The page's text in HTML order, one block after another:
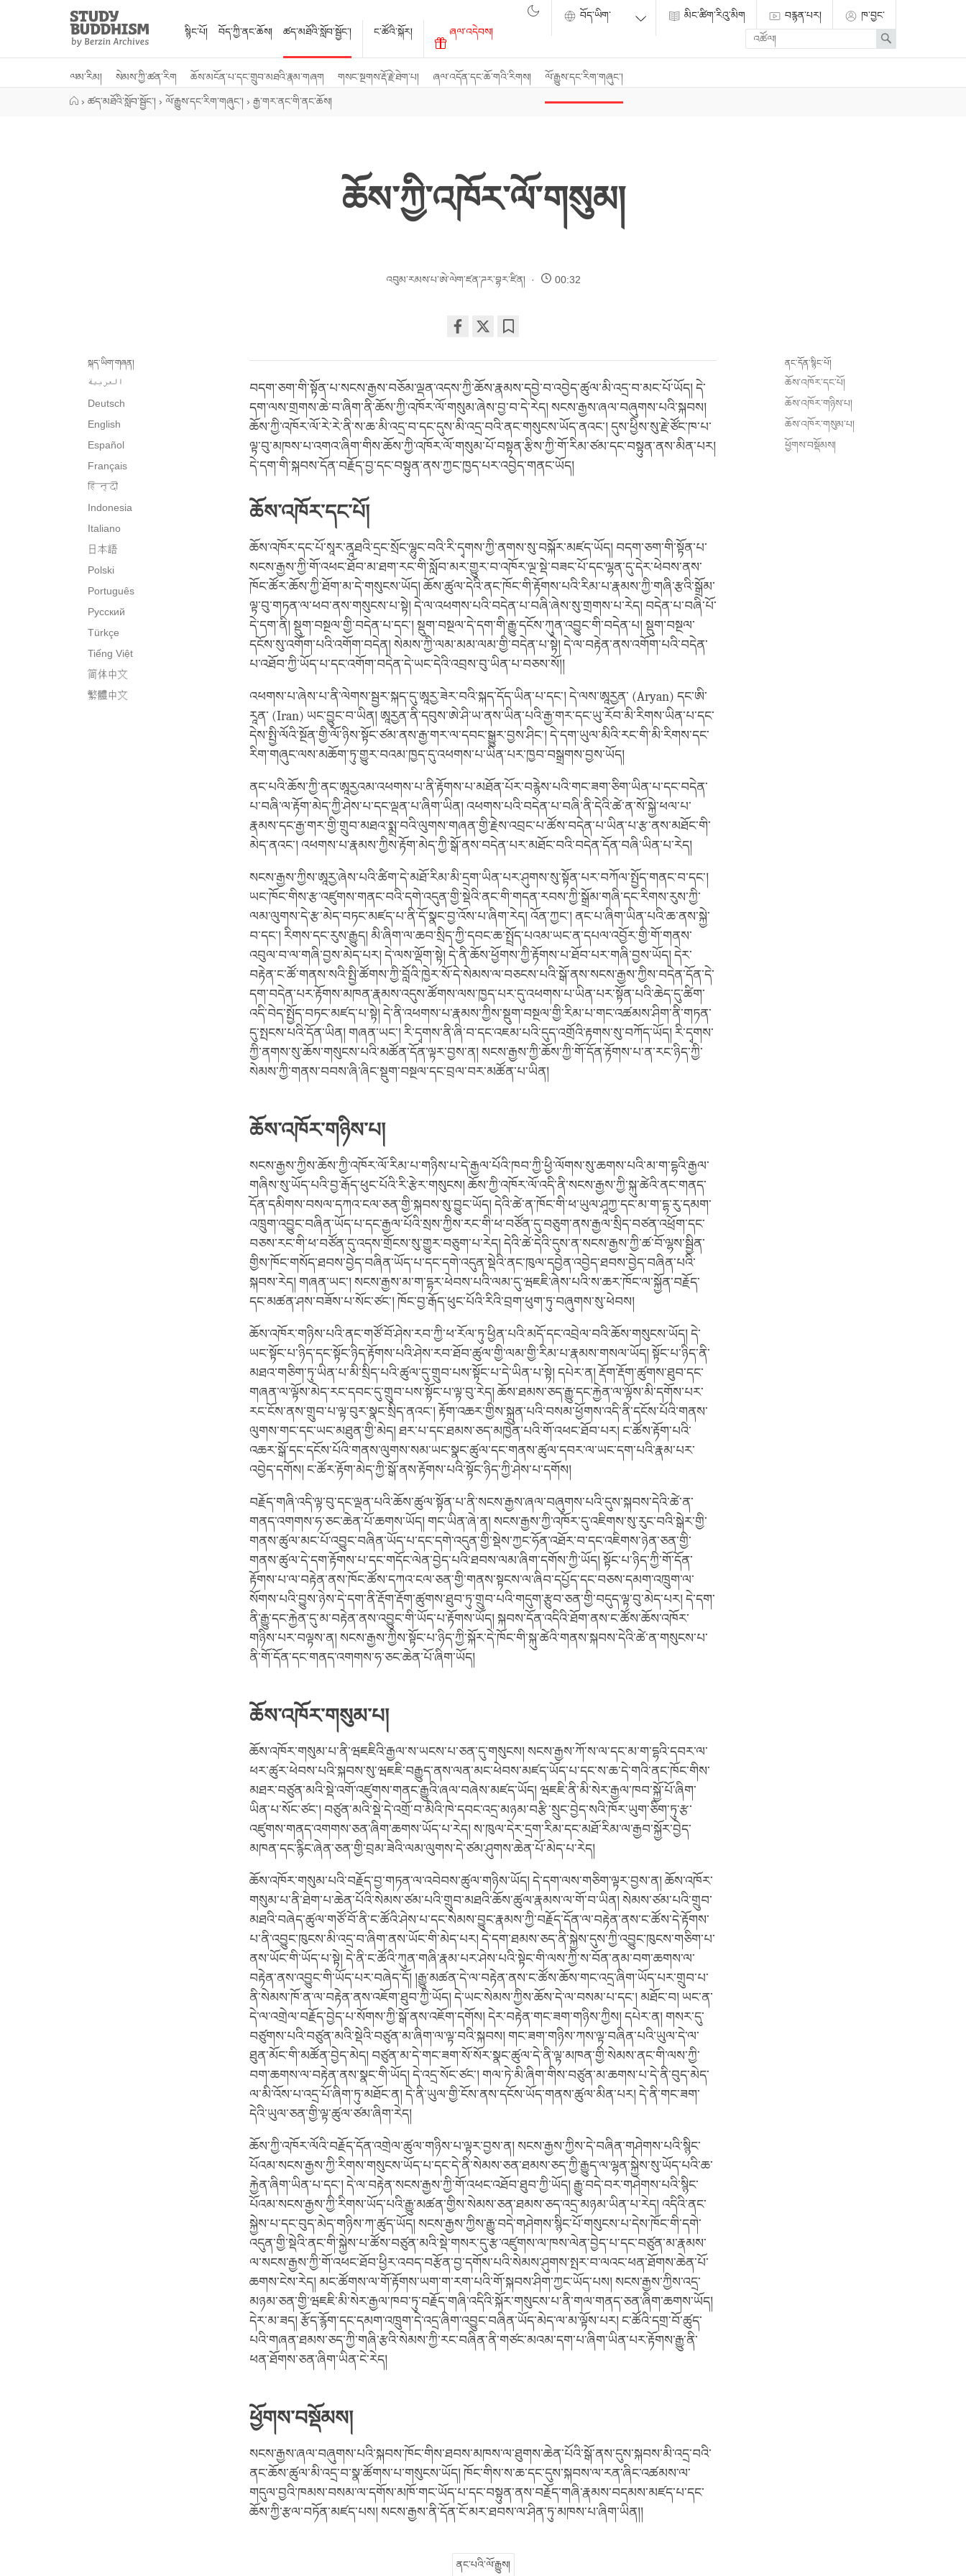
Study
Buddhism
Home
སྙིང་པོ། བོད་ཀྱི་ནང་ཆོས། ཚད་མཐོའི་སློབ་སྦྱོང་།
ལམ་རིམ། སེམས་ཀྱི་ཚན་རིག ཆོས་མངོན་པ་དང་གྲུབ་མཐའི་རྣམ་གཞག གསང་སྔགས་རྡོ་རྗེ་ཐེག་པ། ཞལ་འདོན་དང་ཆོ་གའི་རིགས། ལོ་རྒྱུས་དང་རིག་གཞུང་།
ང་ཚོའི་སྐོར། ཞལ་འདེབས།
མིང་ཚིག་རིའུ་མིག བརྙན་པར།
ཁ་བྱང་
Enter
search
term
Search
› ཚད་མཐོའི་སློབ་སྦྱོང་། › ལོ་རྒྱུས་དང་རིག་གཞུང་། › རྒྱ་གར་ནང་གི་ནང་ཆོས།
ཆོས་ཀྱི་འཁོར་ལོ་གསུམ།
འབུམ་རམས་པ་ཨེ་ལེག་ཛན་ཌར་བྷར་ཛིན། 00:32
on
facebook
ནང་དོན་སྙིང་པོ།
ཆོས་འཁོར་དང་པོ།
ཆོས་འཁོར་གཉིས་པ།
ཆོས་འཁོར་གསུམ་པ།
ཕྱོགས་བསྡོམས།
སྐད་ཡིག་གཞན།
العربية
Deutsch
English
Español
Français
हिन्दी
Indonesia
Italiano
日本語
Polski
Português
Русский
Türkçe
Tiếng Việt
简体中文
繁體中文
བདག་ཅག་གི་སྟོན་པ་སངས་རྒྱས་བཅོམ་ལྡན་འདས་ཀྱི་ཆོས་རྣམས་དབྱེ་བ་འབྱེད་ཚུལ་མི་འདྲ་བ་མང་པོ་ཡོད། དེ་
དག་ལས་གྲགས་ཆེ་བ་ཞིག་ནི་ཆོས་ཀྱི་འཁོར་ལོ་གསུམ་ཞེས་བྱ་བ་དེ་རེད། སངས་རྒྱས་ཞལ་བཞུགས་པའི་སྐབས།
ཆོས་ཀྱི་འཁོར་ལོ་རེ་རེ་ནི་ས་ཆ་མི་འདྲ་བ་དང་དུས་མི་འདྲ་བའི་ནང་གསུངས་ཡོད་ནའང་། དུས་ཕྱིས་སུ་རྗེ་ཙོང་ཁ་པ་
ལྟ་བུ་མཁས་པ་འགའ་ཞིག་གིས་ཆོས་ཀྱི་འཁོར་ལོ་གསུམ་པོ་བསྟན་རྩིས་ཀྱི་གོ་རིམ་ཙམ་དང་བསྟུན་ནས་མིན་པར།
དེ་དག་གི་སྐབས་དོན་བརྗོད་བྱ་དང་བསྟུན་ནས་ཀྱང་ཁྱད་པར་འབྱེད་གནང་ཡོད།
ཆོས་འཁོར་དང་པོ།
ཆོས་འཁོར་དང་པོ་སཱར་ནཱཐའི་དྲང་སྲོང་ལྷུང་བའི་རི་དྭགས་ཀྱི་ནགས་སུ་བསྐོར་མཛད་ཡོད། བདག་ཅག་གི་སྟོན་པ་
སངས་རྒྱས་ཀྱི་གོ་འཕང་ཐོབ་མ་ཐག་རང་གི་སློབ་མར་གྱུར་བ་འཁོར་ལྔ་སྡེ་བཟང་པོ་དང་ལྷན་དུ་དེར་ཕེབས་ནས་
ཁོང་ཚོར་ཆོས་ཀྱི་ཐོག་མ་དེ་གསུངས་ཡོད། ཆོས་ཚུལ་དེའི་ནང་ཁོང་གི་རྟོགས་པའི་རིམ་པ་རྣམས་ཀྱི་གཞི་རྩའི་སྒྲོམ་
ལྟ་བུ་གཏན་ལ་ཕབ་ནས་གསུངས་པ་སྟེ། དེ་ལ་འཕགས་པའི་བདེན་པ་བཞི་ཞེས་སུ་གྲགས་པ་རེད། བདེན་པ་བཞི་པོ་
དེ་དག་ནི། སྡུག་བསྔལ་གྱི་བདེན་པ་དང་། སྡུག་བསྔལ་དེ་དག་གི་རྒྱུ་དངོས་ཀུན་འབྱུང་གི་བདེན་པ། སྡུག་བསྔལ་
དངོས་སུ་འགོག་པའི་འགོག་བདེན། སེམས་ཀྱི་ལམ་མམ་ལམ་གྱི་བདེན་པ་སྟེ། དེ་ལ་བརྟེན་ནས་འགོག་པའི་བདེན་
པ་འཐོབ་ཀྱི་ཡོད་པ་དང་འགོག་བདེན་དེ་ཡང་དེའི་འབྲས་བུ་ཡིན་པ་བཅས་སོ།།
འཕགས་པ་ཞེས་པ་ནི་ལེགས་སྦྱར་སྐད་དུ་ཨཱརྱ་ཟེར་བའི་སྐད་དོད་ཡིན་པ་དང་། དེ་ལས་ཨཱརྱན་ (Aryan) དང་ཨི་
རཱན་ (Iran) ཡང་བྱུང་བ་ཡིན། ཨཱརྱན་ནི་དབུས་ཨེ་ཤི་ཡ་ནས་ཡིན་པའི་རྒྱ་གར་དང་ཡུ་རོབ་མི་རིགས་ཡིན་པ་དང་
དེས་སྤྱི་ལོའི་སྔོན་གྱི་ལོ་ཉིས་སྟོང་ཙམ་ནས་རྒྱ་གར་ལ་དབང་སྒྱུར་བྱས་ཤིང་། དེ་དག་ཡུལ་མིའི་རང་གི་མི་རིགས་དང་
རིག་གཞུང་ལས་མཆོག་ཏུ་གྱུར་བའམ་ཁྱད་དུ་འཕགས་པ་ཡིན་པར་ཁྱབ་བསྒྲགས་བྱས་ཡོད།
ནང་པའི་ཆོས་ཀྱི་ནང་ཨཱརྱའམ་འཕགས་པ་ནི་རྟོགས་པ་མཐོན་པོར་བརྙེས་པའི་གང་ཟག་ཅིག་ཡིན་པ་དང་བདེན་
པ་བཞི་ལ་རྟོག་མེད་ཀྱི་ཤེས་པ་དང་ལྡན་པ་ཞིག་ཡིན། འཕགས་པའི་བདེན་པ་བཞི་ནི་དེའི་ཚེ་ན་སོ་སྐྱེ་ཕལ་པ་
རྣམས་དང་རྒྱ་གར་གྱི་གྲུབ་མཐའ་སྨྲ་བའི་ལུགས་གཞན་གྱི་རྗེས་འབྲང་པ་ཚོས་བདེན་པ་ཡིན་པ་རྩ་ནས་མཐོང་གི་
མེད་ནའང་། འཕགས་པ་རྣམས་ཀྱིས་རྟོག་མེད་ཀྱི་སྒོ་ནས་བདེན་པར་མཐོང་བའི་བདེན་དོན་བཞི་ཡིན་པ་རེད།
སངས་རྒྱས་ཀྱིས་ཨཱརྱ་ཞེས་པའི་ཚིག་དེ་མཐོ་རིམ་མི་དྲག་ཡིན་པར་ཤུགས་སུ་སྟོན་པར་བཀོལ་སྤྱོད་གནང་བ་དང་།
ཡང་ཁོང་གིས་རྩ་འཛུགས་གནང་བའི་དགེ་འདུན་གྱི་སྡེའི་ནང་གི་གདན་རབས་ཀྱི་སྒྲོམ་གཞི་དང་རིགས་རུས་ཀྱི་
ལམ་ལུགས་དེ་རྩ་མེད་བཏང་མཛད་པ་ནི་དོ་སྣང་བྱ་འོས་པ་ཞིག་རེད། འོན་ཀྱང་། ནང་པ་ཞིག་ཡིན་པའི་ཆ་ནས་སྐྱེ་
བ་དང་། རིགས་དང་རུས་རྒྱུད། མི་ཞིག་ལ་ཆབ་སྲིད་ཀྱི་དབང་ཆ་སྤྲོད་པའམ་ཡང་ན་དཔལ་འབྱོར་གྱི་གོ་གནས་
འབུལ་བ་ལ་གཞི་བྱས་མེད་པར། དེ་ལས་ལྡོག་སྟེ། དེ་ནི་ཆོས་ཕྱོགས་ཀྱི་རྟོགས་པ་ཐོབ་པར་གཞི་བྱས་ཡོད། དེར་
བརྟེན་ང་ཚོ་གནས་སའི་སྤྱི་ཚོགས་ཀྱི་བློའི་ཁྱེར་སོ་དེ་སེམས་ལ་བཅངས་པའི་སྒོ་ནས་སངས་རྒྱས་ཀྱིས་བདེན་དོན་དེ་
དག་བདེན་པར་རྟོགས་མཁན་རྣམས་འདུས་ཚོགས་ལས་ཁྱད་པར་དུ་འཕགས་པ་ཡིན་པར་སྟོན་པའི་ཆེད་དུ་ཚིག་
འདི་བེད་སྤྱོད་བཏང་མཛད་པ་སྟེ། དེ་ནི་འཕགས་པ་རྣམས་ཀྱིས་སྡུག་བསྔལ་གྱི་རིམ་པ་གང་འཚམས་ཤིག་ནི་གཏན་
དུ་སྤངས་པའི་དོན་ཡིན། གཞན་ཡང་། རི་དྭགས་ནི་ཞི་བ་དང་འཇམ་པའི་དུད་འགྲོའི་རྟགས་སུ་བཀོད་ཡོད། རི་དྭགས་
ཀྱི་ནགས་སུ་ཆོས་གསུངས་པའི་མཚོན་དོན་ལྟར་བྱས་ན། སངས་རྒྱས་ཀྱི་ཆོས་ཀྱི་གོ་དོན་རྟོགས་པ་ན་རང་ཉིད་ཀྱི་
སེམས་ཀྱི་གནས་བབས་ཞི་ཞིང་སྡུག་བསྔལ་དང་བྲལ་བར་མཚོན་པ་ཡིན།
ཆོས་འཁོར་གཉིས་པ།
སངས་རྒྱས་ཀྱིས་ཆོས་ཀྱི་འཁོར་ལོ་རིམ་པ་གཉིས་པ་དེ་རྒྱལ་པོའི་ཁབ་ཀྱི་ཕྱི་ལོགས་སུ་ཆགས་པའི་མ་ག་དྷའི་རྒྱལ་
གཞིས་སུ་ཡོད་པའི་བྱ་རྒོད་ཕུང་པོའི་རི་རྩེར་གསུངས། ཆོས་ཀྱི་འཁོར་ལོ་འདི་ནི་སངས་རྒྱས་ཀྱི་སྐུ་ཚེའི་ནང་གནད་
དོན་དམིགས་བསལ་དཀའ་ངལ་ཅན་གྱི་སྐབས་སུ་བྱུང་ཡོད། དེའི་ཚེ་ན་ཁོང་གི་ཕ་ཡུལ་ཤཱཀྱ་དང་མ་ག་དྷ་རུ་དམག་
འཁྲུག་འབྱུང་བཞིན་ཡོད་པ་དང་རྒྱལ་པོའི་སྲས་ཀྱིས་རང་གི་ཕ་བཙོན་དུ་བཅུག་ནས་རྒྱལ་སྲིད་བཙན་འཕྲོག་དང་
བཅས་རང་གི་ཕ་བཙོན་དུ་འདས་གྲོངས་སུ་གྱུར་བཅུག་པ་རེད། དེའི་ཚེ་དེའི་དུས་ན་སངས་རྒྱས་ཀྱི་ཚ་བོ་ལྷས་སྦྱིན་
གྱིས་ཁོང་གསོད་ཐབས་བྱེད་བཞིན་ཡོད་པ་དང་དགེ་འདུན་སྡེའི་ནང་ཁུལ་དབྱེན་འབྱེད་ཐབས་བྱེད་བཞིན་པའི་
སྐབས་རེད། གཞན་ཡང་། སངས་རྒྱས་མ་ག་དྷར་ཕེབས་པའི་ལམ་དུ་ཝཇཇི་ཞེས་པའི་ས་ཆར་ཁོང་ལ་སྐྱོན་བརྗོད་
དང་མཚན་ཤས་བཟོས་པ་སོང་ཙང་། ཁོང་བྱ་རྒོད་ཕུང་པོའི་རིའི་བྲག་ཕུག་ཏུ་བཞུགས་སུ་ཕེབས།
ཆོས་འཁོར་གཉིས་པའི་ནང་གཙོ་བོ་ཤེས་རབ་ཀྱི་ཕ་རོལ་ཏུ་ཕྱིན་པའི་མདོ་དང་འབྲེལ་བའི་ཆོས་གསུངས་ཡོད། དེ་
ཡང་སྟོང་པ་ཉིད་དང་སྟོང་ཉིད་རྟོགས་པའི་ཤེས་རབ་ཐོབ་ཚུལ་གྱི་ལམ་གྱི་རིམ་པ་རྣམས་གསལ་ཡོད། སྟོང་པ་ཉིད་ནི་
མཐའ་གཅིག་ཏུ་ཡིན་པ་མི་སྲིད་པའི་ཚུལ་དུ་གྲུབ་པས་སྟོང་པ་དེ་ཡིན་པ་སྟེ། དཔེར་ན། རྡོག་རྡོག་ཚུགས་ཐུབ་དང་
གཞན་ལ་ལྟོས་མེད་རང་དབང་དུ་གྲུབ་པས་སྟོང་པ་ལྟ་བུ་རེད། ཆོས་ཐམས་ཅད་རྒྱུ་དང་རྐྱེན་ལ་ལྟོས་མི་དགོས་པར་
རང་ངོས་ནས་གྲུབ་པ་ལྟ་བུར་སྣང་སྲིད་ནའང་། རྟོག་འཆར་གྱིས་སྐྲུན་པའི་བསམ་ཕྱོགས་འདི་ནི་དངོས་པོའི་གནས་
ལུགས་གང་དང་ཡང་མཐུན་གྱི་མེད། ཐར་པ་དང་ཐམས་ཅད་མཁྱེན་པའི་གོ་འཕང་ཐོབ་པར། ང་ཚོས་རྟོག་པའི་
འཆར་སྒོ་དང་དངོས་པོའི་གནས་ལུགས་སམ་ཡང་སྣང་ཚུལ་དང་གནས་ཚུལ་དབར་ལ་ཡང་དག་པའི་རྣམ་པར་
འབྱེད་དགོས། ང་ཚོར་རྟོག་མེད་ཀྱི་སྒོ་ནས་རྟོགས་པའི་སྟོང་ཉིད་ཀྱི་ཤེས་པ་དགོས།
བརྗོད་གཞི་འདི་ལྟ་བུ་དང་ལྡན་པའི་ཆོས་ཚུལ་སྟོན་པ་ནི་སངས་རྒྱས་ཞལ་བཞུགས་པའི་དུས་སྐབས་དེའི་ཚེ་ན་
གནད་འགགས་ཧ་ཅང་ཆེན་པོ་ཆགས་ཡོད། གང་ཡིན་ཞེ་ན། སངས་རྒྱས་ཀྱི་འཁོར་དུ་འཇིགས་སུ་རུང་བའི་སྒེར་གྱི་
གནས་ཚུལ་མང་པོ་འབྱུང་བཞིན་ཡོད་པ་དང་དགེ་འདུན་གྱི་སྡེས་ཀྱང་ཧོན་འཐོར་བ་དང་འཇིགས་ཉེན་ཅན་གྱི་
གནས་ཚུལ་དེ་དག་རྟོགས་པ་དང་གདོང་ལེན་བྱེད་པའི་ཐབས་ལམ་ཞིག་དགོས་ཀྱི་ཡོད། སྟོང་པ་ཉིད་ཀྱི་གོ་དོན་
རྟོགས་པ་ལ་བརྟེན་ནས་ཁོང་ཚོས་དཀའ་ངལ་ཅན་གྱི་གནས་སྟངས་ལ་ཞིབ་དཔྱོད་དང་བཅས་དམག་འཁྲུག་ལ་
སོགས་པའི་བྱུས་ཉེས་དེ་དག་ནི་རྡོག་རྡོག་ཚུགས་ཐུབ་ཏུ་གྲུབ་པའི་གདུག་རྩུབ་ཅན་གྱི་བདུད་ལྟ་བུ་མེད་པར། དེ་དག་
ནི་རྒྱུ་དང་རྐྱེན་དུ་མ་བརྟེན་ནས་འབྱུང་གི་ཡོད་པ་རྟོགས་ཡོད། སྐབས་དོན་འདིའི་ཐོག་ནས་ང་ཚོས་ཆོས་འཁོར་
གཉིས་པར་བལྟས་ན། སངས་རྒྱས་ཀྱིས་སྟོང་པ་ཉིད་ཀྱི་སྐོར་དེ་ཁོང་གི་སྐུ་ཚེའི་གནས་སྐབས་དེའི་ཚེ་ན་གསུངས་པ་
ནི་གོ་དོན་དང་གནད་འགགས་ཧ་ཅང་ཆེན་པོ་ཞིག་ཡོད།
ཆོས་འཁོར་གསུམ་པ།
ཆོས་འཁོར་གསུམ་པ་ནི་ཝཇཇིའི་རྒྱལ་ས་ཡངས་པ་ཅན་དུ་གསུངས། སངས་རྒྱས་ཀོ་ས་ལ་དང་མ་ག་དྷའི་དབར་ལ་
ཕར་ཚུར་ཕེབས་པའི་སྐབས་སུ་ཝཇཇི་བརྒྱུད་ནས་ལན་མང་ཕེབས་མཛད་ཡོད་པ་དང་ས་ཆ་དེ་གའི་ནང་ཁོང་གིས་
མཐར་བཙུན་མའི་སྡེ་འགོ་འཛུགས་གནང་རྒྱུའི་ཞལ་བཞེས་མཛད་ཡོད། ཝཇཇི་ནི་མི་སེར་རྒྱལ་ཁབ་སྐྱོ་པོ་ཞིག་
ཡིན་པ་སོང་ཙང་། བཙུན་མའི་སྡེ་དེ་འགྲོ་བ་མིའི་ཁེ་དབང་འདྲ་མཉམ་བརྩི་སྲུང་བྱེད་སའི་ཁོར་ཡུག་ཅིག་ཏུ་རྩ་
འཛུགས་གནད་འགགས་ཅན་ཞིག་ཆགས་ཡོད་པ་རེད། ས་ཁུལ་དེར་དྲག་རིམ་དང་མཐོ་རིམ་ལ་རྒྱབ་སྐྱོར་བྱེད་
མཁན་དང་རྙིང་ཞེན་ཅན་གྱི་བྲམ་ཟེའི་ལམ་ལུགས་དེ་ཙམ་ཤུགས་ཆེན་པོ་མེད་པ་རེད།
ཆོས་འཁོར་གསུམ་པའི་བརྗོད་བྱ་གཏན་ལ་འབེབས་ཚུལ་གཉིས་ཡོད། དེ་དག་ལས་གཅིག་ལྟར་བྱས་ན། ཆོས་འཁོར་
གསུམ་པ་ནི་ཐེག་པ་ཆེན་པོའི་སེམས་ཙམ་པའི་གྲུབ་མཐའི་ཆོས་ཚུལ་རྣམས་ལ་གོ་བ་ཡིན། སེམས་ཙམ་པའི་གྲུབ་
མཐའི་བཞེད་ཚུལ་གཙོ་བོ་ནི་ང་ཚོའི་ཤེས་པ་དང་སེམས་བྱུང་རྣམས་ཀྱི་བརྗོད་དོན་ལ་བརྟེན་ནས་ང་ཚོས་དེ་རྟོགས་
པ་ནི་འབྱུང་ཁུངས་མི་འདྲ་བ་ཞིག་ནས་ཡོང་གི་མེད་པར། དེ་དག་ཐམས་ཅད་ནི་སྐྱེས་དུས་ཀྱི་འབྱུང་ཁུངས་གཅིག་པ་
ནས་ཡོང་གི་ཡོད་པ་སྟེ། དེ་ནི་ང་ཚོའི་ཀུན་གཞི་རྣམ་པར་ཤེས་པའི་སྟེང་གི་ལས་ཀྱི་ས་བོན་ནམ་བག་ཆགས་ལ་
བརྟེན་ནས་འབྱུང་གི་ཡོད་པར་བཞེད་དོ། །རྒྱུ་མཚན་དེ་ལ་བརྟེན་ནས་ང་ཚོས་ཆོས་གང་འདྲ་ཞིག་ཡོད་པར་གྲུབ་པ་
ནི་སེམས་ཁོ་ན་ལ་བརྟེན་ནས་འཇོག་ཐུབ་ཀྱི་ཡོད། དེ་ཡང་སེམས་ཀྱིས་ཆོས་དེ་ལ་བསམ་པ་དང་། མཐོང་བ། ཡང་ན་
དེ་ལ་འགྲེལ་བརྗོད་བྱེད་པ་སོགས་ཀྱི་སྒོ་ནས་འཇོག་དགོས། དེར་བརྟེན་གང་ཟག་གཉིས་ཀྱིས། དཔེར་ན། གསར་དུ་
བཙུགས་པའི་བཙུན་མའི་སྡེའི་བཙུན་མ་ཞིག་ལ་ལྟ་བའི་སྐབས། གང་ཟག་གཉིས་ཀས་ལྟ་བཞིན་པའི་ཡུལ་དེ་ལ་
ཐུན་མོང་གི་མཚོན་བྱེད་མེད། བཙུན་མ་དེ་གང་ཟག་སོ་སོར་སྣང་ཚུལ་དེ་ནི་ལྟ་མཁན་གྱི་སེམས་ནང་གི་ལས་ཀྱི་
བག་ཆགས་ལ་བརྟེན་ནས་སྣང་གི་ཡོད། དེ་འདྲ་སོང་ཙང་། གལ་ཏེ་མི་ཞིག་གིས་བཙུན་མ་ཆགས་པ་དེ་ནི་བུད་མེད་
ལ་མི་འོས་པ་འདྲ་པོ་ཞིག་ཏུ་མཐོང་ན། དེ་ནི་ཡུལ་གྱི་ངོས་ནས་དངོས་ཡོད་གནས་ཚུལ་མིན་པར། དེ་ནི་གང་ཟག་
དེའི་ཡུལ་ཅན་གྱི་ལྟ་ཚུལ་ཙམ་ཞིག་རེད།
ཆོས་ཀྱི་འཁོར་ལོའི་བརྗོད་དོན་འགྲེལ་ཚུལ་གཉིས་པ་ལྟར་བྱས་ན། སངས་རྒྱས་ཀྱིས་དེ་བཞིན་གཤེགས་པའི་སྙིང་
པོའམ་སངས་རྒྱས་ཀྱི་རིགས་གསུངས་ཡོད་པ་དང་དེ་ནི་སེམས་ཅན་ཐམས་ཅད་ཀྱི་རྒྱུད་ལ་ལྷན་སྐྱེས་སུ་ཡོད་པའི་ཆ་
རྐྱེན་ཞིག་ཡིན་པ་དང་། དེ་ལ་བརྟེན་སངས་རྒྱས་ཀྱི་གོ་འཕང་འཐོབ་ཐུབ་ཀྱི་ཡོད། རྒྱུ་བདེ་བར་གཤེགས་པའི་སྙིང་
པོའམ་སངས་རྒྱས་ཀྱི་རིགས་ཡོད་པའི་རྒྱུ་མཚན་གྱིས་སེམས་ཅན་ཐམས་ཅད་འདྲ་མཉམ་ཡིན་པ་རེད། འདིའི་ནང་
སྐྱེས་པ་དང་བུད་མེད་གཉིས་ཀ་ཚུད་ཡོད། སངས་རྒྱས་ཀྱིས་རྒྱུ་བདེ་གཤེགས་སྙིང་པོ་གསུངས་པ་དེས་ཁོང་གི་དགེ་
འདུན་གྱི་སྡེའི་ནང་གི་སྐྱེས་པ་ཚོས་བཙུན་མའི་སྡེ་གསར་དུ་རྩ་འཛུགས་ལ་ཁས་ལེན་བྱེད་པ་དང་བཙུན་མ་རྣམས་
ལ་སངས་རྒྱས་ཀྱི་གོ་འཕང་ཐོབ་ཕྱིར་འབད་བརྩོན་བྱ་དགོས་པའི་སེམས་ཤུགས་སྤར་བ་ལའང་ཕན་ཐོགས་ཆེན་པོ་
ཆགས་ངེས་རེད། མང་ཚོགས་ལ་གོ་རྟོགས་ཡག་ག་རག་པའི་གོ་སྐབས་ཤིག་ཀྱང་ཡོད་པས། སངས་རྒྱས་ཀྱིས་འདྲ་
མཉམ་ཅན་གྱི་ཝཇཇི་མི་སེར་རྒྱལ་ཁབ་ཏུ་བརྗོད་གཞི་འདིའི་སྐོར་གསུངས་པ་ནི་གལ་གནད་ཅན་ཞིག་ཆགས་ཡོད།
དེར་མ་ཟད། རྩོད་རྙོག་དང་དམག་འཁྲུག་དེ་འདྲ་ཞིག་འབྱུང་བཞིན་ཡོད་མེད་ལ་མ་ལྟོས་པར། ང་ཚོའི་དགྲ་བོ་ཚུད་
པའི་གཞན་ཐམས་ཅད་ཀྱི་གཞི་རྩའི་སེམས་ཀྱི་རང་བཞིན་ནི་གཙང་མའམ་དག་པ་ཞིག་ཡིན་པར་རྟོགས་རྒྱུ་ནི་
ཕན་ཐོགས་ཅན་ཞིག་ཡིན་ངེ་རེད།
ཕྱོགས་བསྡོམས།
སངས་རྒྱས་ཞལ་བཞུགས་པའི་སྐབས་ཁོང་གིས་ཐབས་མཁས་ལ་ཐུགས་ཆེན་པོའི་སྒོ་ནས་དུས་སྐབས་མི་འདྲ་བའི་
ནང་ཆོས་ཚུལ་མི་འདྲ་བ་སྣ་ཚོགས་པ་གསུངས་ཡོད། ཁོང་གིས་ས་ཆ་དང་དུས་སྐབས་ལ་རན་ཞིང་འཚམས་ལ་
གདུལ་བྱའི་ཁམས་བསམ་ལ་དགོས་མཁོ་གང་ཡོད་པ་དང་བསྟུན་ནས་བརྗོད་གཞི་རྣམས་བདམས་མཛད་པ་དང་
ཆོས་ཀྱི་རྩལ་བཏོན་མཛད་པས། སངས་རྒྱས་ནི་དོན་ངོ་མར་ཐབས་ལ་ཤིན་ཏུ་མཁས་པ་ཞིག་ཡིན།།
ནང་པའི་ལོ་རྒྱུས།